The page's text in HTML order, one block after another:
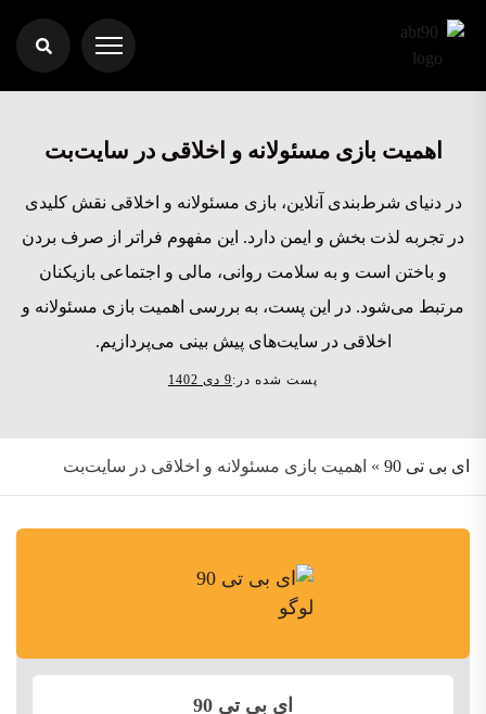
اهمیت بازی مسئولانه و اخلاقی در سایت‌بت
در دنیای شرط‌بندی آنلاین، بازی مسئولانه و اخلاقی نقش کلیدی
در تجربه لذت‌ بخش و ایمن دارد. این مفهوم فراتر از صرف بردن
و باختن است و به سلامت روانی، مالی و اجتماعی بازیکنان
مرتبط می‌شود. در این پست، به بررسی اهمیت بازی مسئولانه و
اخلاقی در سایت‌های پیش بینی می‌پردازیم.
پست شده در:9 دی 1402
ای بی تی 90 » اهمیت بازی مسئولانه و اخلاقی در سایت‌بت
ای بی تی 90